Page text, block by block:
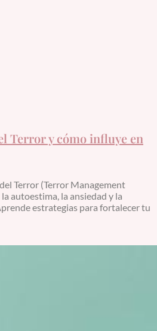
Terror y cómo influye en
Terror (Terror Management
autoestima, la ansiedad y la
estrategias para fortalecer tu